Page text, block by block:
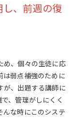
、前週の復
め、個々の生徒に応
は弱点補強のために
が、出題する講師に
、管理がしにくく
んな時にこのシステ